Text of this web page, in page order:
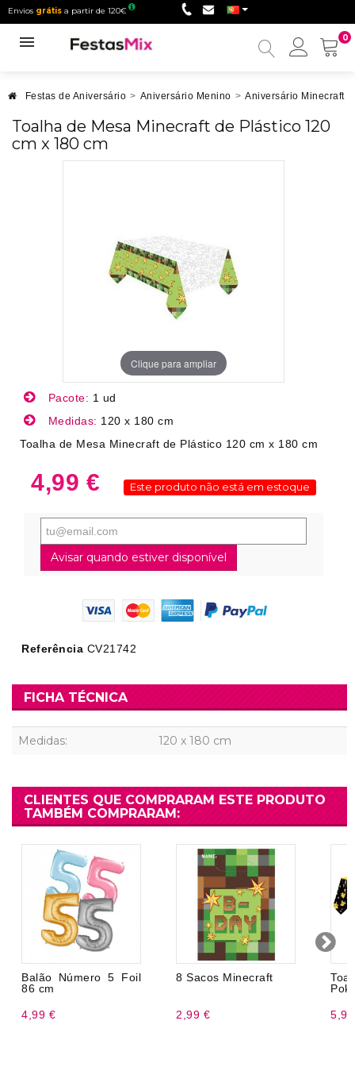
Envios grátis a partir de 120€
0
Minha
Festas de Aniversário > Aniversário Menino > Aniversário Minecraft
Toalha de Mesa Minecraft de Plástico 120
cm x 180 cm
Clique para ampliar
Pacote: 1 ud
Medidas: 120 x 180 cm
Toalha de Mesa Minecraft de Plástico 120 cm x 180 cm
4,99 € Este produto não está em estoque
Avisar quando estiver disponível
Referência CV21742
FICHA TÉCNICA
Medidas: 120 x 180 cm
CLIENTES QUE COMPRARAM ESTE PRODUTO
TAMBÉM COMPRARAM:
Balão Número 5 Foil
86 cm
4,99 €
8 Sacos Minecraft
2,99 €